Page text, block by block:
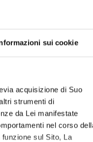
sui cookie
acquisizione di Suo
strumenti di
da Lei manifestate
nel corso
sul Sito, La
Colpisce oltre il
fondamentale
e dettagliate,